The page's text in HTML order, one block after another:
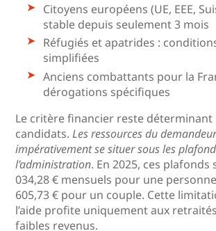
Citoyens européens (UE, EEE,
stable depuis seulement 3 mois
Réfugiés et apatrides :
simplifiées
Anciens combattants pour la
dérogations spécifiques
Le critère financier reste
candidats.Les ressources du
impérativement se situer sous les
l’administration. En 2025, ces plafonds
034,28 € mensuels pour une
605,73 € pour un couple. Cette
l’aide profite uniquement aux
faibles revenus.